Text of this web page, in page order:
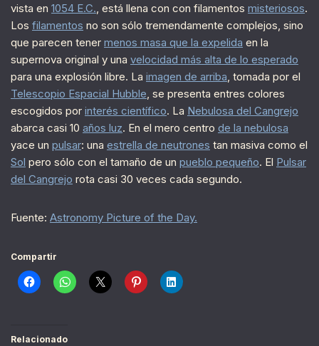
vista en 1054 E.C. , está llena con con filamentos misteriosos.
Los filamentos no son sólo tremendamente complejos, sino
que parecen tener menos masa que la expelida en la
supernova original y una velocidad más alta de lo esperado
para una explosión libre. La imagen de arriba , tomada por el
Telescopio Espacial Hubble , se presenta entres colores
escogidos por interés científico. La Nebulosa del Cangrejo
abarca casi 10 años luz. En el mero centro de la nebulosa
yace un pulsar: una estrella de neutrones tan masiva como el
Sol pero sólo con el tamaño de un pueblo pequeño. El Pulsar
del Cangrejo rota casi 30 veces cada segundo.
Fuente: Astronomy Picture of the Day.
Compartir
Relacionado